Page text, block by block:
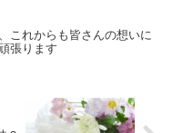
これからも皆さんの想いに
張ります